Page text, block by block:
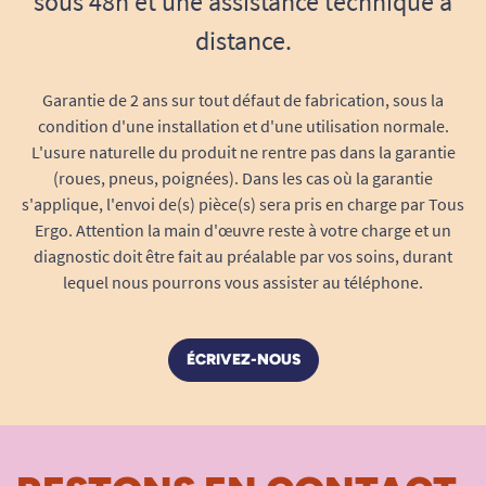
lors de manipulations fréquentes.
Facile à entretenir :la housse peut être
pour retrouver toute sa propreté.
Polyvalence et sécurité pour vos
déplacements
Idéale pour divers contextes :
En voiture :la housse évite de salir
l’habitacle et protège le scooter des coups
gênants pendant le transport.
scooter pliant en toute discrétion et en
respectant les normes de propreté des
distance.
Garantie de 2 ans sur tout défaut de fabrication, sous la
condition d'une installation et d'une utilisation normale.
L'usure naturelle du produit ne rentre pas dans la garantie
(roues, pneus, poignées). Dans les cas où la garantie
s'applique, l'envoi de(s) pièce(s) sera pris en charge par Tous
Ergo. Attention la main d'œuvre reste à votre charge et un
diagnostic doit être fait au préalable par vos soins, durant
lequel nous pourrons vous assister au téléphone.
ÉCRIVEZ-NOUS